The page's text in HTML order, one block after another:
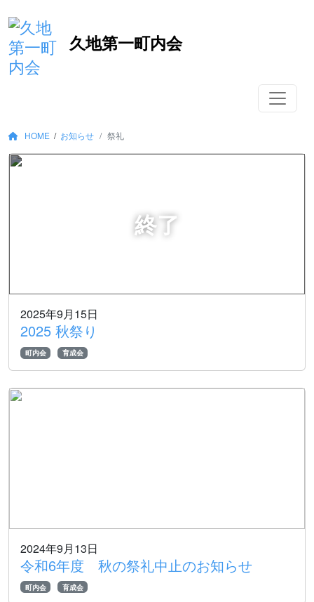
コ
ン
テ
ン
動
久地第一町内会
HOME / お知らせ 祭礼
2025年9月15日
2025 秋祭り
町内会 育成会
2024年9月13日
令和6年度 秋の祭礼中止のお知らせ
町内会 育成会